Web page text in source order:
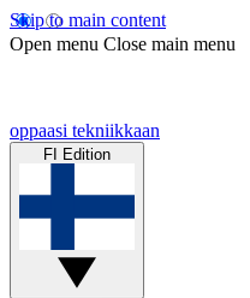
Skip to main content
Open menu Close main menu
oppaasi tekniikkaan
FI Edition